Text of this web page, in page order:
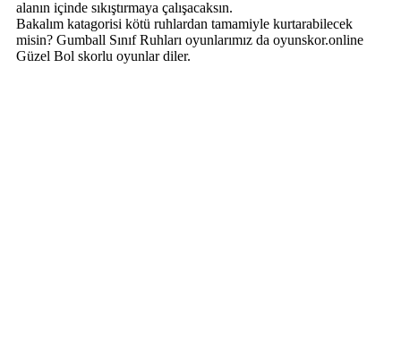
alanın içinde sıkıştırmaya çalışacaksın.
Bakalım katagorisi kötü ruhlardan tamamiyle kurtarabilecek
misin? Gumball Sınıf Ruhları oyunlarımız da oyunskor.online
Güzel Bol skorlu oyunlar diler.